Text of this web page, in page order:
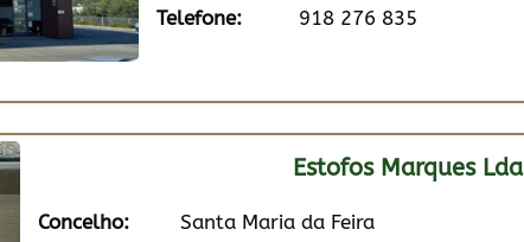
Telefone:
918 276 835
Estofos Marques Lda
Concelho:
Santa Maria da Feira